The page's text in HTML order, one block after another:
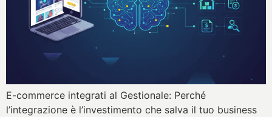
E-commerce integrati al Gestionale: Perché
l’integrazione è l’investimento che salva il tuo business